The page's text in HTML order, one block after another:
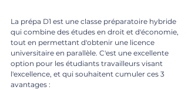
La prépa D1 est une classe préparatoire hybride
qui combine des études en droit et d'économie,
tout en permettant d'obtenir une licence
universitaire en parallèle. C'est une excellente
option pour les étudiants travailleurs visant
l'excellence, et qui souhaitent cumuler ces 3
avantages :